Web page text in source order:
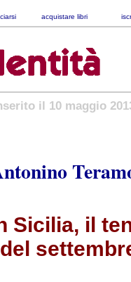
acquistare libri
il 10 maggio
Sicilia, il